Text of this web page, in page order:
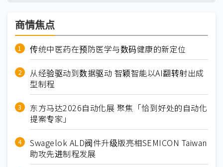
商情焦点
传统中医药在预防医学与数码健康的新定位
从经验驱动到数据驱动 智颖智能以AI翻转射出成
型制程
东方马达2026自动化展 聚焦「恰到好处的自动化
提案专家」
Swagelok ALD阀件升级版亮相SEMICON Taiwan
助攻先进制程发展